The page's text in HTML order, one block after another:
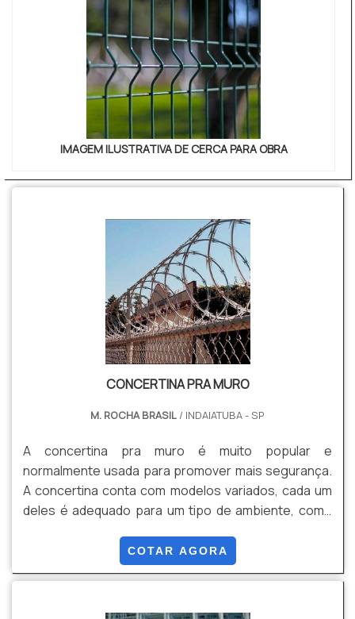
IMAGEM ILUSTRATIVA DE CERCA PARA OBRA
CONCERTINA PRA MURO
M. ROCHA BRASIL / INDAIATUBA - SP
A concertina pra muro é muito popular e
normalmente usada para promover mais segurança.
A concertina conta com modelos variados, cada um
deles é adequado para um tipo de ambiente, como
que precisam deste material.A concertina não é
eletrificada, então sua manutenção mais fácil. Muitas
atuam também com as concertinas, o que facilita o
COTAR AGORA